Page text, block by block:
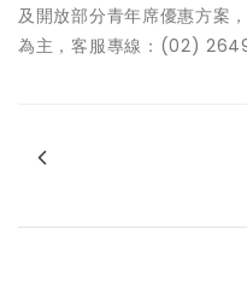
及開放部分青年席優惠方案
為主，客服專線：(02)